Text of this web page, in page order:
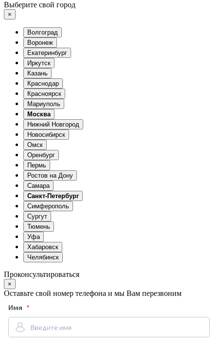
Выберите свой город
×
Волгоград
Воронеж
Екатеринбург
Иркутск
Казань
Краснодар
Красноярск
Мариуполь
Москва
Нижний Новгород
Новосибирск
Омск
Оренбург
Пермь
Ростов на Дону
Самара
Санкт-Петербург
Симферополь
Сургут
Тюмень
Уфа
Хабаровск
Челябинск
Проконсультироваться
×
Оставьте свой номер телефона и мы Вам перезвоним
Имя